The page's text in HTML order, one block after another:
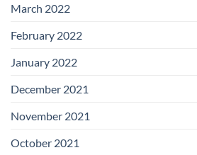
March 2022
February 2022
January 2022
December 2021
November 2021
October 2021